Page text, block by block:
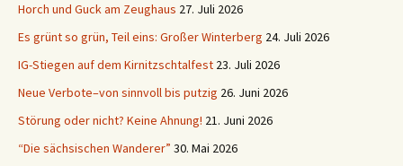
Horch und Guck am Zeughaus 27. Juli 2026
Es grünt so grün, Teil eins: Großer Winterberg 24. Juli 2026
IG-Stiegen auf dem Kirnitzschtalfest 23. Juli 2026
Neue Verbote–von sinnvoll bis putzig 26. Juni 2026
Störung oder nicht? Keine Ahnung! 21. Juni 2026
“Die sächsischen Wanderer” 30. Mai 2026